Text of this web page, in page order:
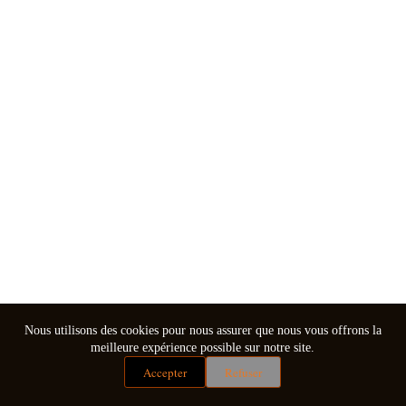
Nous utilisons des cookies pour nous assurer que nous vous offrons la
meilleure expérience possible sur notre site.
Accepter Refuser
Mentions légales
Conditions générales de vente